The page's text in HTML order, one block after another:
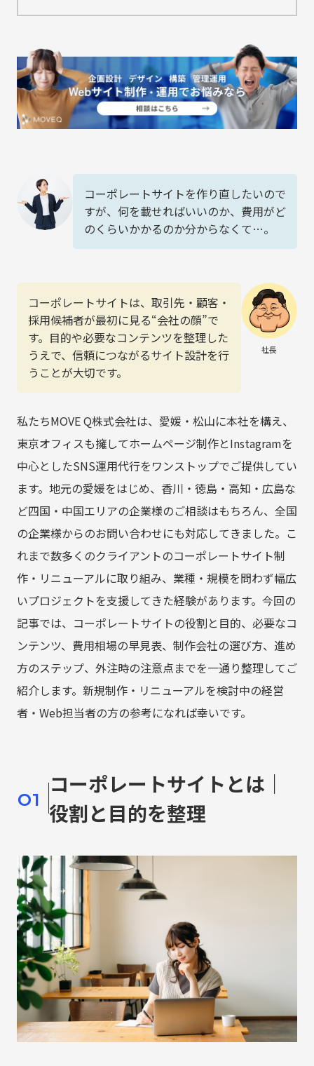
コーポレートサイトを作り直したいので
すが、何を載せればいいのか、費用がど
のくらいかかるのか分からなくて…。
コーポレートサイトは、取引先・顧客・
採用候補者が最初に見る“会社の顔”で
す。目的や必要なコンテンツを整理した
うえで、信頼につながるサイト設計を行
うことが大切です。
社長
私たちMOVE Q株式会社は、愛媛・松山に本社を構え、
東京オフィスも擁してホームページ制作とInstagramを
中心としたSNS運用代行をワンストップでご提供してい
ます。地元の愛媛をはじめ、香川・徳島・高知・広島な
ど四国・中国エリアの企業様のご相談はもちろん、全国
の企業様からのお問い合わせにも対応してきました。こ
れまで数多くのクライアントのコーポレートサイト制
作・リニューアルに取り組み、業種・規模を問わず幅広
いプロジェクトを支援してきた経験があります。今回の
記事では、コーポレートサイトの役割と目的、必要なコ
ンテンツ、費用相場の早見表、制作会社の選び方、進め
方のステップ、外注時の注意点までを一通り整理してご
紹介します。新規制作・リニューアルを検討中の経営
者・Web担当者の方の参考になれば幸いです。
01
コーポレートサイトとは｜
役割と目的を整理